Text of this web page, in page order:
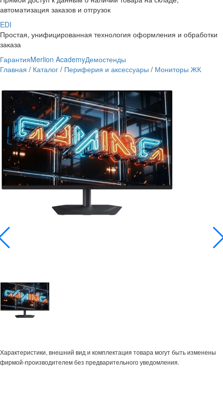
автоматизация заказов и отгрузок
EDI
Простая, унифицированная технология оформления и обработки
заказа
ГарантияMerlion AcademyДемостенды
Главная / Каталог / Периферия и аксессуары / Мониторы ЖК
Характеристики, внешний вид и комплектация товара могут быть изменены
фирмой-производителем без предварительного уведомления.